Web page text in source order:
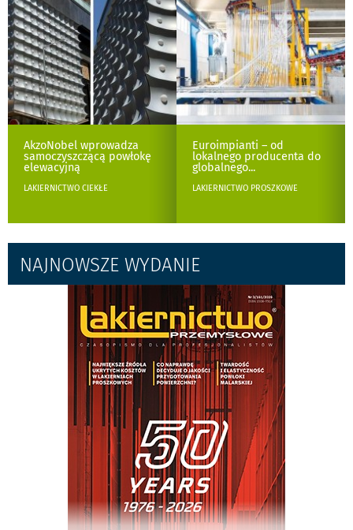
AkzoNobel wprowadza
samoczyszczącą powłokę
elewacyjną
LAKIERNICTWO CIEKŁE
Euroimpianti – od
lokalnego producenta do
globalnego...
LAKIERNICTWO PROSZKOWE
NAJNOWSZE WYDANIE